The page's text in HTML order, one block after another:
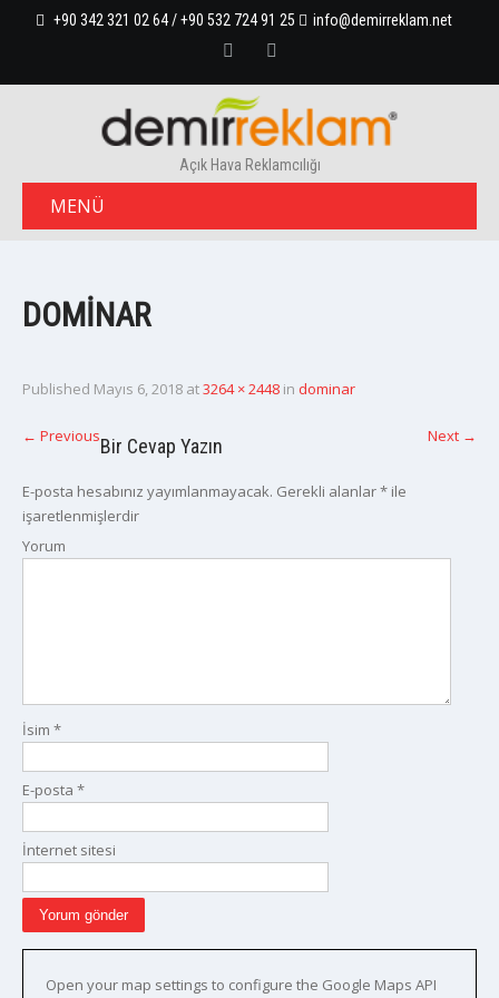
+90 342 321 02 64 / +90 532 724 91 25 info@demirreklam.net
Açık Hava Reklamcılığı
MENÜ
DOMINAR
Published Mayıs 6, 2018 at3264 × 2448 in dominar
← Previous Next →
Bir Cevap Yazın
E-posta hesabınız yayımlanmayacak. Gerekli alanlar* ile
işaretlenmişlerdir
Yorum
İsim *
E-posta *
İnternet sitesi
Open your map settings to configure the Google Maps API